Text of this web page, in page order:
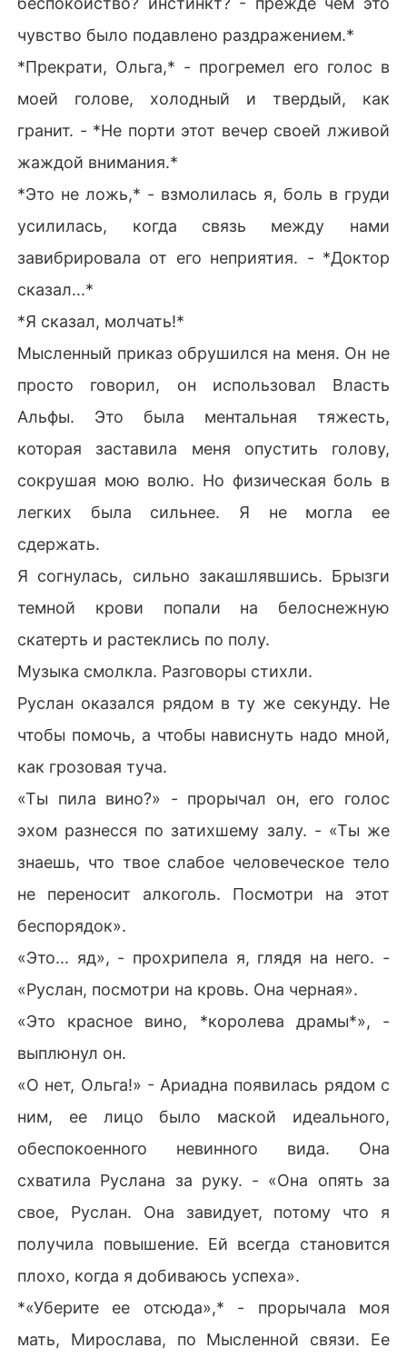
чувство было подавлено раздражением.*
*Прекрати, Ольга,* - прогремел его голос в
моей голове, холодный и твердый, как
гранит. - *Не порти этот вечер своей лживой
жаждой внимания.*
*Это не ложь,* - взмолилась я, боль в груди
усилилась, когда связь между нами
завибрировала от его неприятия. - *Доктор
сказал...*
*Я сказал, молчать!*
Мысленный приказ обрушился на меня. Он не
просто говорил, он использовал Власть
Альфы. Это была ментальная тяжесть,
которая заставила меня опустить голову,
сокрушая мою волю. Но физическая боль в
легких была сильнее. Я не могла ее
сдержать.
Я согнулась, сильно закашлявшись. Брызги
темной крови попали на белоснежную
скатерть и растеклись по полу.
Музыка смолкла. Разговоры стихли.
Руслан оказался рядом в ту же секунду. Не
чтобы помочь, а чтобы нависнуть надо мной,
как грозовая туча.
«Ты пила вино?» - прорычал он, его голос
эхом разнесся по затихшему залу. - «Ты же
знаешь, что твое слабое человеческое тело
не переносит алкоголь. Посмотри на этот
беспорядок».
«Это... яд», - прохрипела я, глядя на него. -
«Руслан, посмотри на кровь. Она черная».
«Это красное вино, *королева драмы*», -
выплюнул он.
«О нет, Ольга!» - Ариадна появилась рядом с
ним, ее лицо было маской идеального,
обеспокоенного невинного вида. Она
схватила Руслана за руку. - «Она опять за
свое, Руслан. Она завидует, потому что я
получила повышение. Ей всегда становится
плохо, когда я добиваюсь успеха».
*«Уберите ее отсюда»,* - прорычала моя
мать, Мирослава, по Мысленной связи. Ее